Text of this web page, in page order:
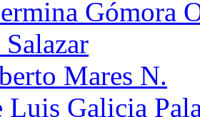
Gómora
Mares N.
Luis Galicia